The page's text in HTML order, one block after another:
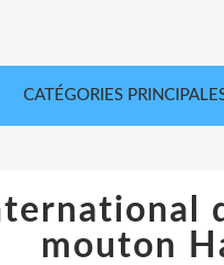
CATÉGORIES
mouton